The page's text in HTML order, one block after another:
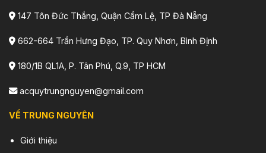
147 Tôn Đức Thắng, Quận Cẩm Lệ, TP Đà Nẵng
662-664 Trần Hưng Đạo, TP. Quy Nhơn, Bình Định
180/1B QL1A, P. Tân Phú, Q.9, TP HCM
acquytrungnguyen@gmail.com
VỀ TRUNG NGUYÊN
Giới thiệu